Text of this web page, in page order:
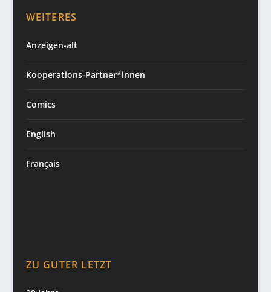
WEITERES
Anzeigen-alt
Kooperations-Partner*innen
Comics
English
Français
ZU GUTER LETZT